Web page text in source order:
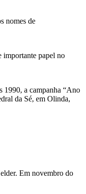
nomes de
importante papel no
1990, a campanha “Ano
da Sé, em Olinda,
Em novembro do